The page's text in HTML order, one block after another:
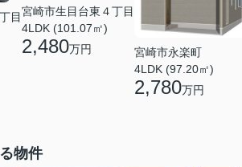
目宮崎市生目台東４丁目
4LDK (101.07㎡)
2,480万円
宮崎市永楽町
4LDK (97.20㎡)
2,780万円
物件